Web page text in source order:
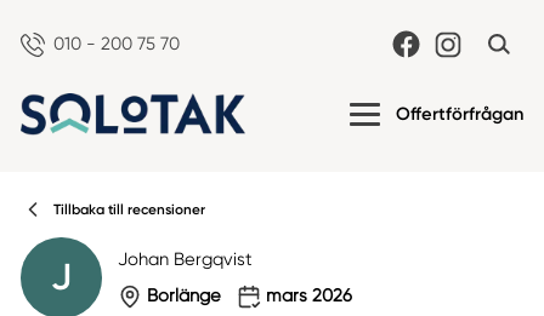
010 - 200 75 70
Offertförfrågan
Tillbaka till recensioner
J
Johan Bergqvist
Borlänge
mars 2026